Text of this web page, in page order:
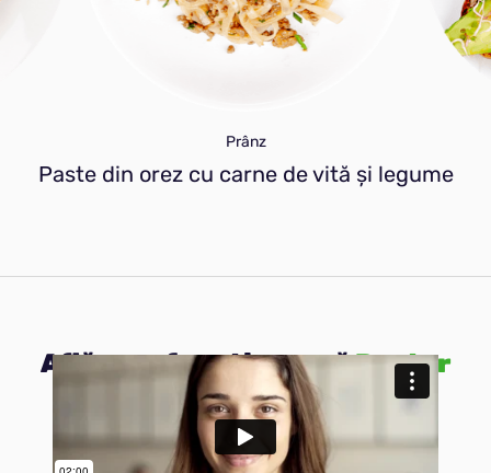
Prânz
Paste din orez cu carne de vită și legume
Află cum funcționeazăPeater